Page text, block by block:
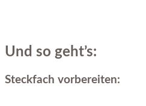
Und so geht’s:
Steckfach vorbereiten: